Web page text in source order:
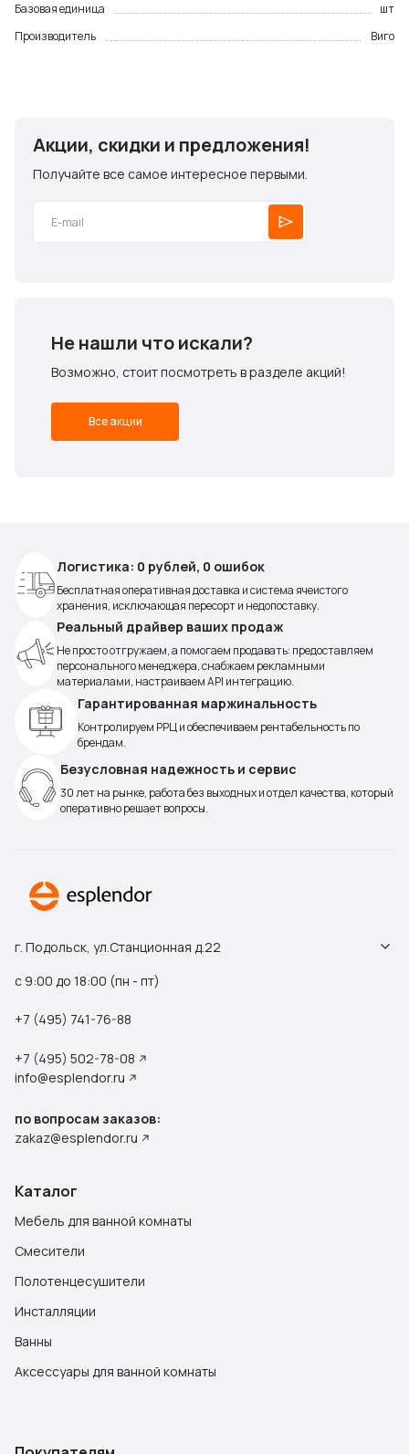
Базовая единица
шт
Производитель
Виго
Акции, скидки и предложения!
Получайте все самое интересное первыми.
Не нашли что искали?
Возможно, стоит посмотреть в разделе акций!
Все акции
Логистика: 0 рублей, 0 ошибок
Бесплатная оперативная доставка и система ячеистого
хранения, исключающая пересорт и недопоставку.
Реальный драйвер ваших продаж
Не просто отгружаем, а помогаем продавать: предоставляем
персонального менеджера, снабжаем рекламными
материалами, настраиваем API интеграцию.
Гарантированная маржинальность
Контролируем РРЦ и обеспечиваем рентабельность по
брендам.
Безусловная надежность и сервис
30 лет на рынке, работа без выходных и отдел качества, который
оперативно решает вопросы.
г. Подольск, ул.Станционная д.22
с 9:00 до 18:00 (пн - пт)
+7 (495) 741-76-88
+7 (495) 502-78-08
info@esplendor.ru
по вопросам заказов:
zakaz@esplendor.ru
Каталог
Мебель для ванной комнаты
Смесители
Полотенцесушители
Инсталляции
Ванны
Аксессуары для ванной комнаты